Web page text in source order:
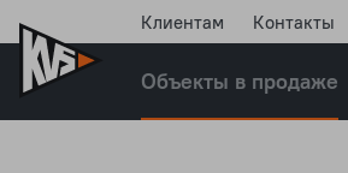
Клиентам Контакты
Объекты в продаже